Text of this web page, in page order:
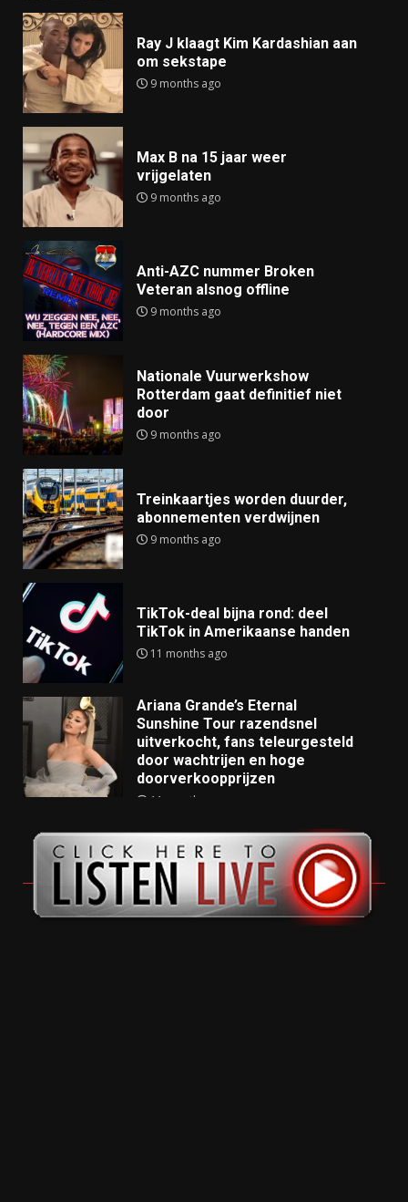
Ray J klaagt Kim Kardashian aan
om sekstape
9 months ago
Max B na 15 jaar weer
vrijgelaten
9 months ago
Anti-AZC nummer Broken
Veteran alsnog offline
9 months ago
Nationale Vuurwerkshow
Rotterdam gaat definitief niet
door
9 months ago
Treinkaartjes worden duurder,
abonnementen verdwijnen
9 months ago
TikTok-deal bijna rond: deel
TikTok in Amerikaanse handen
11 months ago
Ariana Grande’s Eternal
Sunshine Tour razendsnel
uitverkocht, fans teleurgesteld
door wachtrijen en hoge
doorverkoopprijzen
11 months ago